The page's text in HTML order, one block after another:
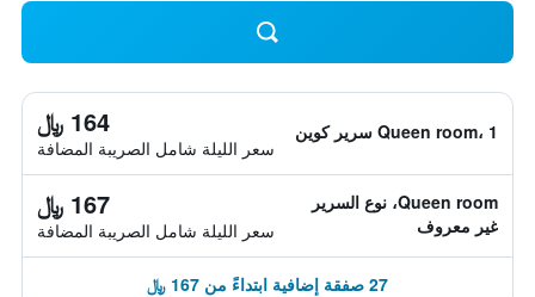
Queen room، 1 سرير كوين 164 ﷼
سعر الليلة شامل الصريبة المضافة
Queen room، نوع السرير
غير معروف
167 ﷼
سعر الليلة شامل الصريبة المضافة
27 صفقة إضافية ابتداءً من 167 ﷼